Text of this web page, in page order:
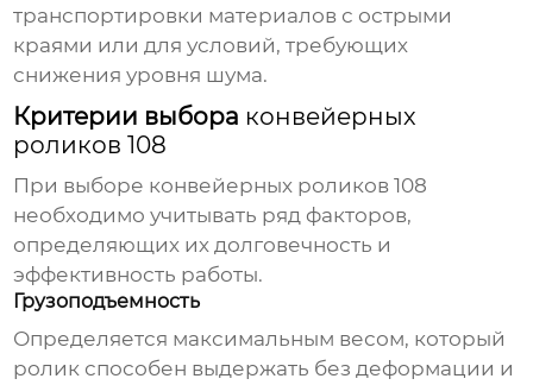
транспортировки материалов с острыми
краями или для условий, требующих
снижения уровня шума.
Критерии выбора конвейерных
роликов 108
При выборе конвейерных роликов 108
необходимо учитывать ряд факторов,
определяющих их долговечность и
эффективность работы.
Грузоподъемность
Определяется максимальным весом, который
ролик способен выдержать без деформации и